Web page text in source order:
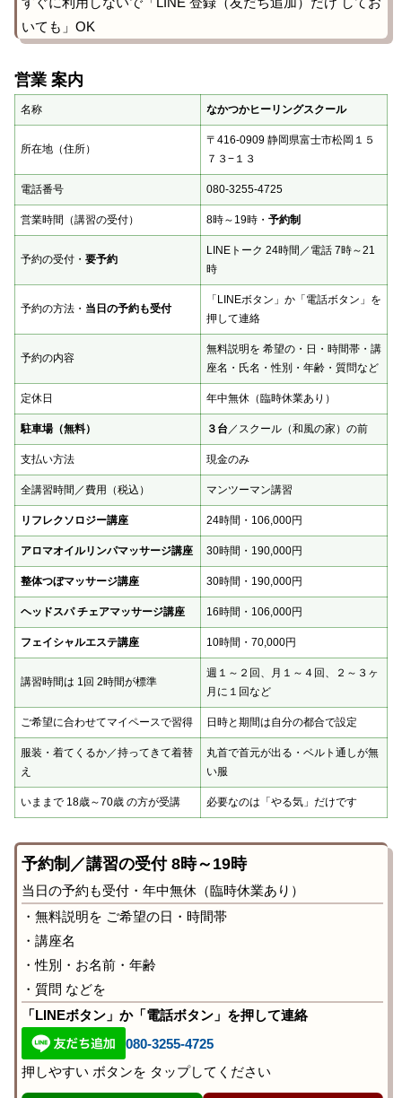
いても」OK
営業 案内
名称 なかつかヒーリングスクール
所在地（住所）
〒416-0909 静岡県富士市松岡１５
７３−１３
電話番号 080-3255-4725
営業時間（講習の受付） 8時～19時・ 予約制
予約の受付・ 要予約
LINEトーク 24時間／電話 7時～21
時
予約の方法・ 当日の予約も受付
「LINEボタン」か「電話ボタン」を
押して連絡
予約の内容
無料説明を 希望の・日・時間帯・講
座名・氏名・性別・年齢・質問など
定休日 年中無休（臨時休業あり）
駐車場（無料） ３台／スクール（和風の家）の前
支払い方法 現金のみ
全講習時間／費用（税込） マンツーマン講習
リフレクソロジー講座 24時間・106,000円
アロマオイルリンパマッサージ講座 30時間・190,000円
整体つぼマッサージ講座 30時間・190,000円
ヘッドスパ チェアマッサージ講座 16時間・106,000円
フェイシャルエステ講座 10時間・70,000円
講習時間は 1回 2時間が標準
週１～２回、月１～４回、２～３ヶ
月に１回など
ご希望に合わせてマイペースで習得 日時と期間は自分の都合で設定
服装・着てくるか／持ってきて着替
え
丸首で首元が出る・ベルト通しが無
い服
いままで 18歳～70歳 の方が受講 必要なのは「やる気」だけです
予約制／講習の受付 8時～19時
当日の予約も受付・年中無休（臨時休業あり）
・無料説明を ご希望の日・時間帯
・講座名
・性別・お名前・年齢
・質問 などを
「LINEボタン」か「電話ボタン」を押して連絡
080-3255-4725
押しやすい ボタンを タップしてください